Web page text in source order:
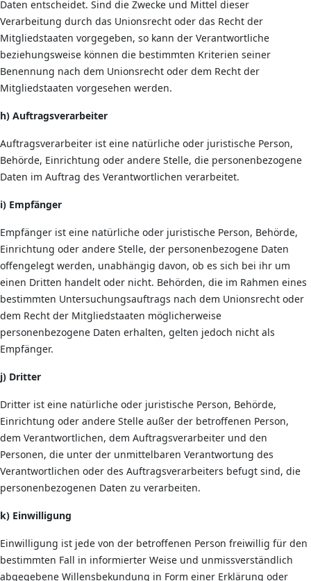
Daten entscheidet. Sind die Zwecke und Mittel dieser
Verarbeitung durch das Unionsrecht oder das Recht der
Mitgliedstaaten vorgegeben, so kann der Verantwortliche
beziehungsweise können die bestimmten Kriterien seiner
Benennung nach dem Unionsrecht oder dem Recht der
Mitgliedstaaten vorgesehen werden.
h) Auftragsverarbeiter
Auftragsverarbeiter ist eine natürliche oder juristische Person,
Behörde, Einrichtung oder andere Stelle, die personenbezogene
Daten im Auftrag des Verantwortlichen verarbeitet.
i) Empfänger
Empfänger ist eine natürliche oder juristische Person, Behörde,
Einrichtung oder andere Stelle, der personenbezogene Daten
offengelegt werden, unabhängig davon, ob es sich bei ihr um
einen Dritten handelt oder nicht. Behörden, die im Rahmen eines
bestimmten Untersuchungsauftrags nach dem Unionsrecht oder
dem Recht der Mitgliedstaaten möglicherweise
personenbezogene Daten erhalten, gelten jedoch nicht als
Empfänger.
j) Dritter
Dritter ist eine natürliche oder juristische Person, Behörde,
Einrichtung oder andere Stelle außer der betroffenen Person,
dem Verantwortlichen, dem Auftragsverarbeiter und den
Personen, die unter der unmittelbaren Verantwortung des
Verantwortlichen oder des Auftragsverarbeiters befugt sind, die
personenbezogenen Daten zu verarbeiten.
k) Einwilligung
Einwilligung ist jede von der betroffenen Person freiwillig für den
bestimmten Fall in informierter Weise und unmissverständlich
abgegebene Willensbekundung in Form einer Erklärung oder